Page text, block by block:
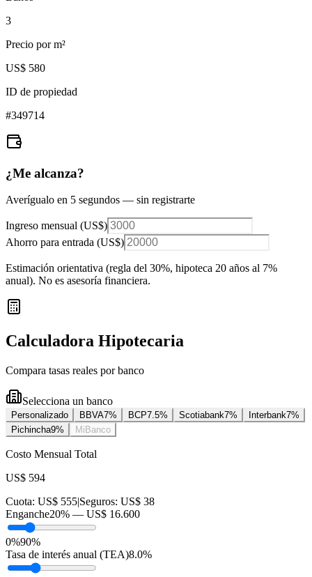
3
Precio por m²
US$ 580
ID de propiedad
#349714
¿Me alcanza?
Averígualo en 5 segundos — sin registrarte
Ingreso mensual (US$)
Ahorro para entrada (US$)
Estimación orientativa (regla del 30%, hipoteca 20 años al 7%
anual). No es asesoría financiera.
Calculadora Hipotecaria
Compara tasas reales por banco
Selecciona un banco
Personalizado BBVA7% BCP7.5% Scotiabank7% Interbank7%
Pichincha9% MiBanco
Costo Mensual Total
US$ 594
Cuota: US$ 555|Seguros: US$ 38
Enganche20% — US$ 16.600
0%90%
Tasa de interés anual (TEA)8.0%